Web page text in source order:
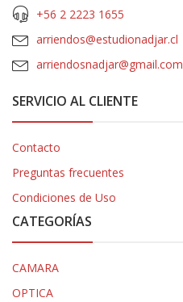
+56 2 2223 1655
arriendos@estudionadjar.cl
arriendosnadjar@gmail.com
SERVICIO AL CLIENTE
Contacto
Preguntas frecuentes
Condiciones de Uso
CATEGORÍAS
CAMARA
OPTICA